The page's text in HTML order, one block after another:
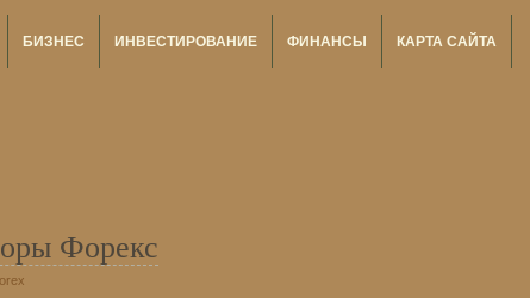
БИЗНЕС ИНВЕСТИРОВАНИЕ ФИНАНСЫ КАРТА САЙТА
Форекс